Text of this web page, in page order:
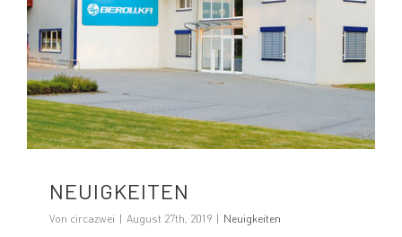
NEUIGKEITEN
Von circazwei | August 27th, 2019 | Neuigkeiten